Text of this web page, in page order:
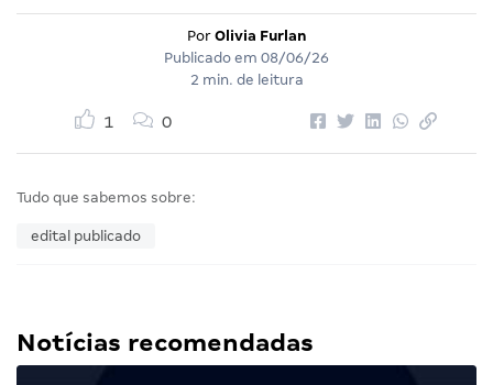
Por Olivia Furlan
Publicado em 08/06/26
2 min. de leitura
1 0
Tudo que sabemos sobre:
edital publicado
Notícias recomendadas